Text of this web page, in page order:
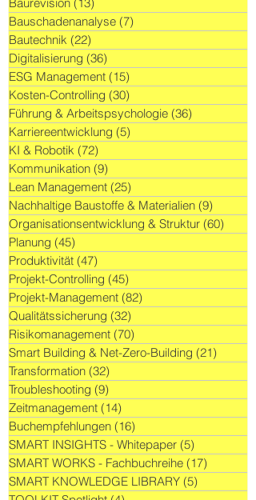
Bauschadenanalyse (7)
Bautechnik (22)
Digitalisierung (36)
ESG Management (15)
Kosten-Controlling (30)
Führung & Arbeitspsychologie (36)
Karriereentwicklung (5)
KI & Robotik (72)
Kommunikation (9)
Lean Management (25)
Nachhaltige Baustoffe & Materialien (9)
Organisationsentwicklung & Struktur (60)
Planung (45)
Produktivität (47)
Projekt-Controlling (45)
Projekt-Management (82)
Qualitätssicherung (32)
Risikomanagement (70)
Smart Building & Net-Zero-Building (21)
Transformation (32)
Troubleshooting (9)
Zeitmanagement (14)
Buchempfehlungen (16)
SMART INSIGHTS - Whitepaper (5)
SMART WORKS - Fachbuchreihe (17)
SMART KNOWLEDGE LIBRARY (5)